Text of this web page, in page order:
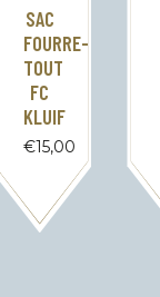
SAC
FOURRE-
TOUT
FC
KLUIF
€15,00